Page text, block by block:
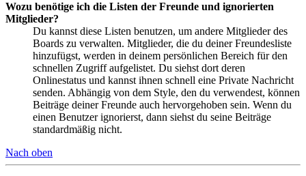
Wozu benötige ich die Listen der Freunde und ignorierten
Mitglieder?
Du kannst diese Listen benutzen, um andere Mitglieder des
Boards zu verwalten. Mitglieder, die du deiner Freundesliste
hinzufügst, werden in deinem persönlichen Bereich für den
schnellen Zugriff aufgelistet. Du siehst dort deren
Onlinestatus und kannst ihnen schnell eine Private Nachricht
senden. Abhängig von dem Style, den du verwendest, können
Beiträge deiner Freunde auch hervorgehoben sein. Wenn du
einen Benutzer ignorierst, dann siehst du seine Beiträge
standardmäßig nicht.
Nach oben